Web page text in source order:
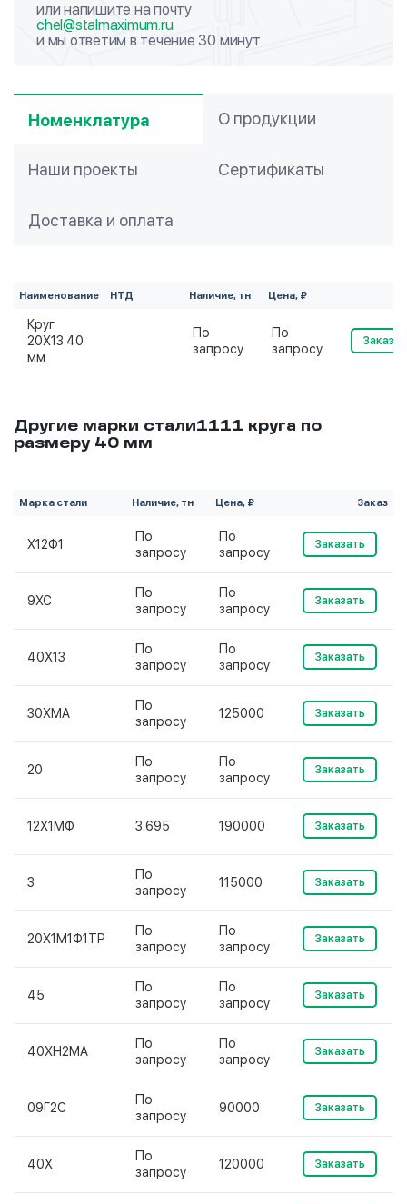
или напишите на почту
chel@stalmaximum.ru
и мы ответим в течение 30 минут
Номенклатура О продукции
Наши проекты Сертификаты
Доставка и оплата
Наименование НТД Наличие, тн Цена, ₽
Круг
20Х13 40
мм
По
запросу
По
запросу
Другие марки стали1111 круга по
размеру 40 мм
Марка стали Наличие, тн Цена, ₽ Заказ
Х12Ф1
По
запросу
По
запросу
Заказать
9ХС
По
запросу
По
запросу
Заказать
40Х13
По
запросу
По
запросу
Заказать
30ХМА
По
запросу
125000 Заказать
20
По
запросу
По
запросу
Заказать
12Х1МФ 3.695 190000 Заказать
3
По
запросу
115000 Заказать
20Х1М1Ф1ТР
По
запросу
По
запросу
Заказать
45
По
запросу
По
запросу
Заказать
40ХН2МА
По
запросу
По
запросу
Заказать
09Г2С
По
запросу
90000 Заказать
40Х
По
запросу
120000 Заказать